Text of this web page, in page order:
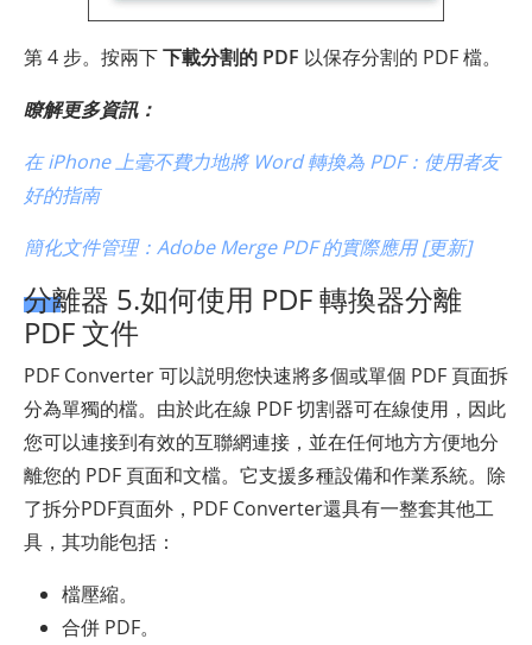
第 4 步。按兩下下載分割的 PDF 以保存分割的 PDF 檔。
瞭解更多資訊：
在 iPhone 上毫不費力地將 Word 轉換為 PDF：使用者友
好的指南
簡化文件管理：Adobe Merge PDF 的實際應用 [更新]
分離器 5.如何使用 PDF 轉換器分離
PDF 文件
PDF Converter 可以説明您快速將多個或單個 PDF 頁面拆
分為單獨的檔。由於此在線 PDF 切割器可在線使用，因此
您可以連接到有效的互聯網連接，並在任何地方方便地分
離您的 PDF 頁面和文檔。它支援多種設備和作業系統。除
了拆分PDF頁面外，PDF Converter還具有一整套其他工
具，其功能包括：
檔壓縮。
合併 PDF。